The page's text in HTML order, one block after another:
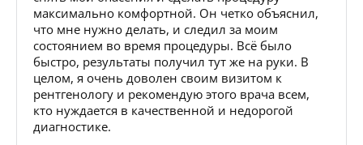
максимально комфортной. Он четко объяснил,
что мне нужно делать, и следил за моим
состоянием во время процедуры. Всё было
быстро, результаты получил тут же на руки. В
целом, я очень доволен своим визитом к
рентгенологу и рекомендую этого врача всем,
кто нуждается в качественной и недорогой
диагностике.